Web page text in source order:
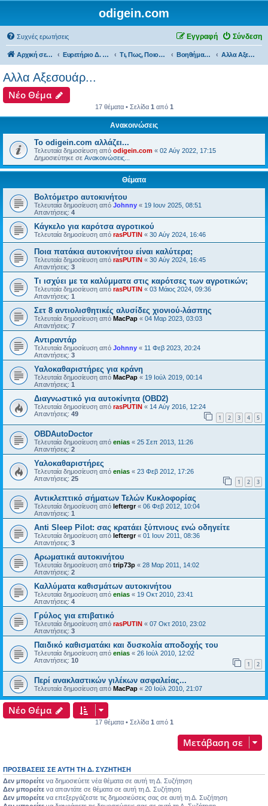
odigein.com
Συχνές ερωτήσεις Σύνδεση
Εγγραφή
Αρχική σελίδα Ευρετήριο Δ. Συζήτησης Τι, Πως, Ποιος & Πού... Βοηθήματα, Gadget & Αξεσουάρ... Αλλα Αξεσουάρ...
Αλλα Αξεσουάρ...
Νέο Θέμα
17 θέματα • Σελίδα 1 από 1
Ανακοινώσεις
Το odigein.com αλλάζει...
Τελευταία δημοσίευση από odigein.com « 02 Αύγ 2022, 17:15
Δημοσιεύτηκε σε Ανακοινώσεις...
Θέματα
Βολτόμετρο αυτοκινήτου
Τελευταία δημοσίευση από Johnny « 19 Ιουν 2025, 08:51
Απαντήσεις: 4
Κάγκελο για καρότσα αγροτικού
Τελευταία δημοσίευση από rasPUTIN « 30 Αύγ 2024, 16:46
Ποια πατάκια αυτοκινήτου είναι καλύτερα;
Τελευταία δημοσίευση από rasPUTIN « 30 Αύγ 2024, 16:45
Απαντήσεις: 3
Τι ισχύει με τα καλύμματα στις καρότσες των αγροτικών;
Τελευταία δημοσίευση από rasPUTIN « 03 Μάιος 2024, 09:36
Απαντήσεις: 1
Σετ 8 αντιολισθητικές αλυσίδες χιονιού-λάσπης
Τελευταία δημοσίευση από MacPap « 04 Μαρ 2023, 03:03
Απαντήσεις: 7
Αντιραντάρ
Τελευταία δημοσίευση από Johnny « 11 Φεβ 2023, 20:24
Απαντήσεις: 3
Υαλοκαθαριστήρες για κράνη
Τελευταία δημοσίευση από MacPap « 19 Ιούλ 2019, 00:14
Απαντήσεις: 1
Διαγνωστικό για αυτοκίνητα (OBD2)
Τελευταία δημοσίευση από rasPUTIN « 14 Αύγ 2016, 12:24
Απαντήσεις: 49 1 2 3 4 5
OBDAutoDoctor
Τελευταία δημοσίευση από enias « 25 Σεπ 2013, 11:26
Απαντήσεις: 2
Υαλοκαθαριστήρες
Τελευταία δημοσίευση από enias « 23 Φεβ 2012, 17:26
Απαντήσεις: 25 1 2 3
Αντικλεπτικό σήματων Τελών Κυκλοφορίας
Τελευταία δημοσίευση από leftergr« 06 Φεβ 2012, 10:04
Απαντήσεις: 1
Anti Sleep Pilot: σας κρατάει ξύπνιους ενώ οδηγείτε
Τελευταία δημοσίευση από leftergr« 01 Ιουν 2011, 08:36
Απαντήσεις: 3
Αρωματικά αυτοκινήτου
Τελευταία δημοσίευση από trip73p « 28 Μαρ 2011, 14:02
Απαντήσεις: 2
Καλλύματα καθισμάτων αυτοκινήτου
Τελευταία δημοσίευση από enias « 19 Οκτ 2010, 23:41
Απαντήσεις: 4
Γρύλος για επιβατικό
Τελευταία δημοσίευση από rasPUTIN « 07 Οκτ 2010, 23:02
Απαντήσεις: 3
Παιδικό καθισματάκι και δυσκολία αποδοχής του
Τελευταία δημοσίευση από enias « 26 Ιούλ 2010, 12:02
Απαντήσεις: 10 1 2
Περί ανακλαστικών γιλέκων ασφαλείας...
Τελευταία δημοσίευση από MacPap « 20 Ιούλ 2010, 21:07
Νέο Θέμα
17 θέματα • Σελίδα 1 από 1
Μετάβαση σε
ΠΡΟΣΒΆΣΕΙΣ ΣΕ ΑΥΤΉ ΤΗ Δ. ΣΥΖΉΤΗΣΗ
Δεν μπορείτε να δημοσιεύετε νέα θέματα σε αυτή τη Δ. Συζήτηση
Δεν μπορείτε να απαντάτε σε θέματα σε αυτή τη Δ. Συζήτηση
Δεν μπορείτε να επεξεργάζεστε τις δημοσιεύσεις σας σε αυτή τη Δ. Συζήτηση